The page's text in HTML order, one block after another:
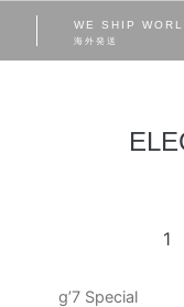
WE SHIP
海外発送
1
g’7 Special